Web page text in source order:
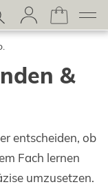
&
entscheiden, ob
Fach lernen
umzusetzen.